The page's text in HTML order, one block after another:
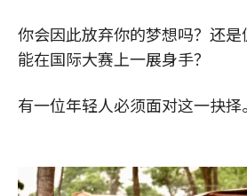
你会因此放弃你的梦想吗？还是
能在国际大赛上一展身手？
有一位年轻人必须面对这一抉择。